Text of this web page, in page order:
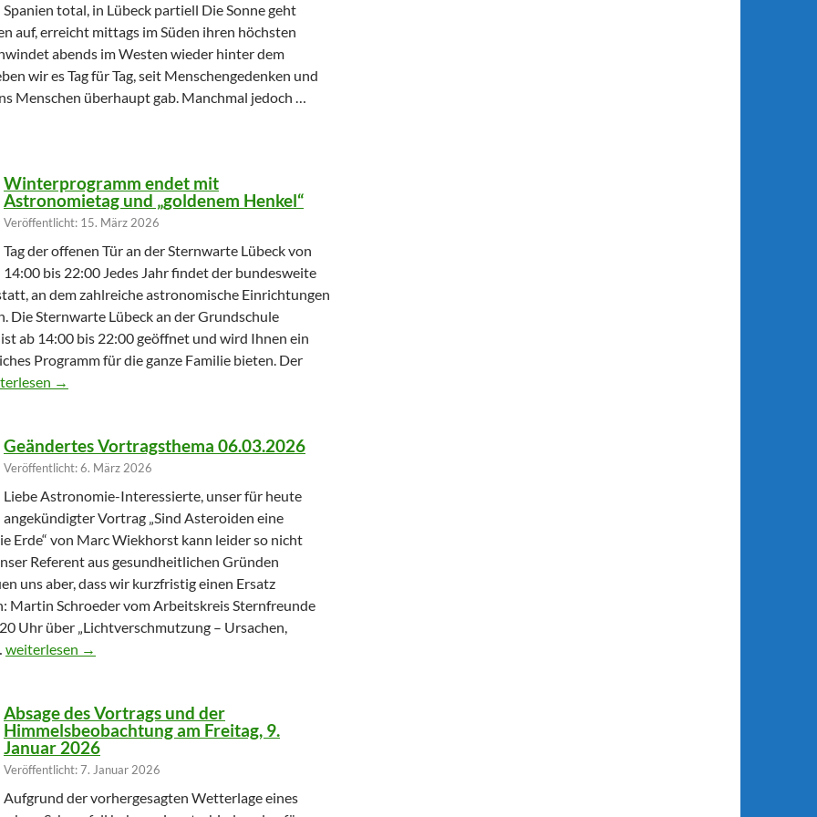
Spanien total, in Lübeck partiell Die Sonne geht
auf, erreicht mittags im Süden ihren höchsten
abends im Westen wieder hinter dem
wir es Tag für Tag, seit Menschengedenken und
Menschen überhaupt gab. Manchmal jedoch …
Licht verliert
Winterprogramm endet mit
Astronomietag und „goldenem Henkel“
Veröffentlicht: 15. März 2026
Tag der offenen Tür an der Sternwarte Lübeck von
14:00 bis 22:00 Jedes Jahr findet der bundesweite
an dem zahlreiche astronomische Einrichtungen
Die Sternwarte Lübeck an der Grundschule
ab 14:00 bis 22:00 geöffnet und wird Ihnen ein
Programm für die ganze Familie bieten. Der
endet mit Astronomietag und „goldenem Henkel“
→
Geändertes Vortragsthema 06.03.2026
Veröffentlicht: 6. März 2026
Liebe Astronomie-Interessierte, unser für heute
angekündigter Vortrag „Sind Asteroiden eine
Erde“ von Marc Wiekhorst kann leider so nicht
Referent aus gesundheitlichen Gründen
uns aber, dass wir kurzfristig einen Ersatz
Martin Schroeder vom Arbeitskreis Sternfreunde
Uhr über „Lichtverschmutzung – Ursachen,
Geändertes Vortragsthema 06.03.2026
weiterlesen →
Absage des Vortrags und der
Himmelsbeobachtung am Freitag, 9.
Januar 2026
Veröffentlicht: 7. Januar 2026
Aufgrund der vorhergesagten Wetterlage eines